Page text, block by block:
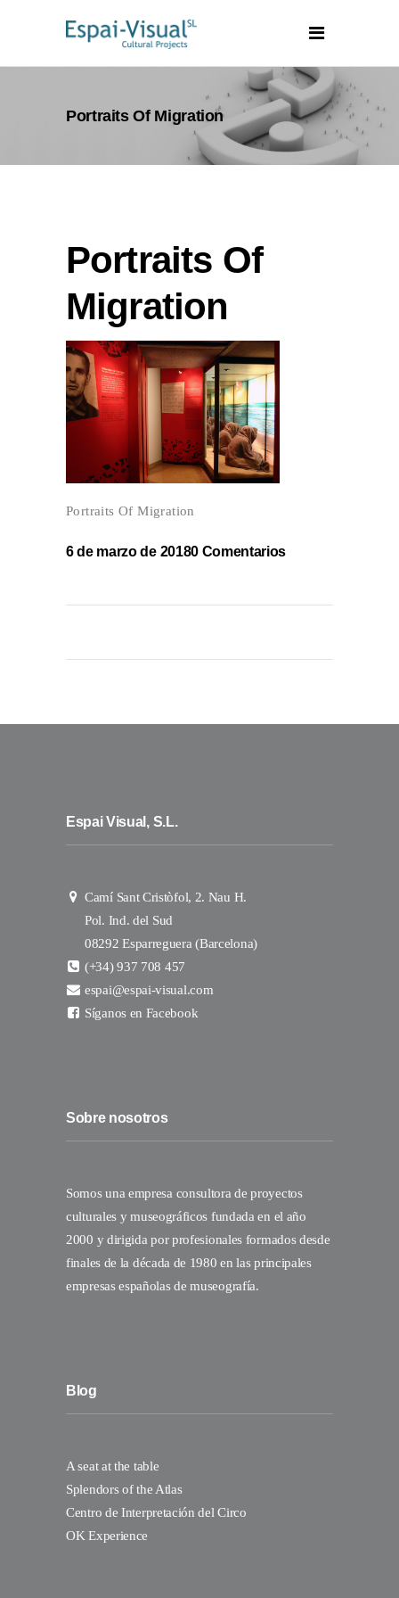
Portraits Of Migration
Portraits Of
Migration
Portraits Of Migration
6 de marzo de 20180 Comentarios
Espai Visual, S.L.
Camí Sant Cristòfol, 2. Nau H.
Pol. Ind. del Sud
08292 Esparreguera (Barcelona)
(+34) 937 708 457
espai@espai-visual.com
Síganos en Facebook
Sobre nosotros
Somos una empresa consultora de proyectos
culturales y museográficos fundada en el año
2000 y dirigida por profesionales formados desde
finales de la década de 1980 en las principales
empresas españolas de museografía.
Blog
A seat at the table
Splendors of the Atlas
Centro de Interpretación del Circo
OK Experience